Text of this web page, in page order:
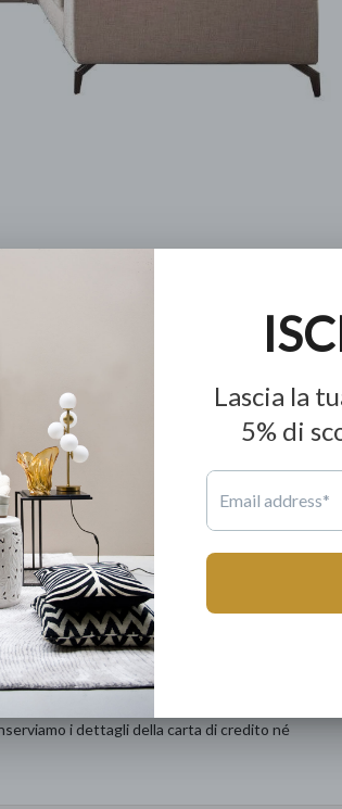
espressione di relax assoluto. Questo divano
H 83/103
al 60% in meno a parità di qualità.
mondiale; tutto con la garanzia di 15
dell'unica catena di Lusso Democratico
i dettagli della carta di credito né